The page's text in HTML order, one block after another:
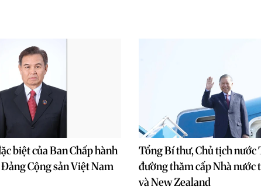
biệt của Ban Chấp hành
Cộng sản Việt Nam
Tổng Bí thư, Chủ tịch nước
đường thăm cấp Nhà nước
và New Zealand